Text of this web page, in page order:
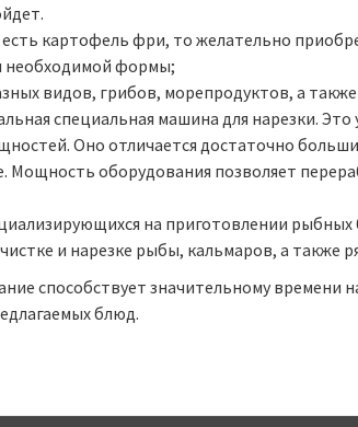
картофель фри, то желательно
необходимой формы;
видов, грибов, морепродуктов, а
специальная машина для нарезки.
Оно отличается достаточно
Мощность оборудования позволяет
на приготовлении
и нарезке рыбы, кальмаров, а также
способствует значительному времени
блюд.